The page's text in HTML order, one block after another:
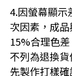
4.因螢幕顯示
次因素，成
15%合理色
不列為退換
先製作打樣